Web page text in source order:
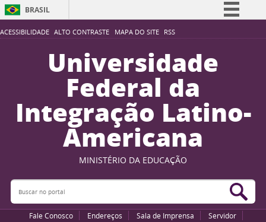
ACESSIBILIDADE ALTO CONTRASTE MAPA DO SITE RSS
BRASIL
Simplifique!
Participe
Acesso à informação
Legislação
Canais
Universidade
Federal da
Integração Latino-
Americana
MINISTÉRIO DA EDUCAÇÃO
Buscar no portal
Fale Conosco Endereços Sala de Imprensa
Servidor